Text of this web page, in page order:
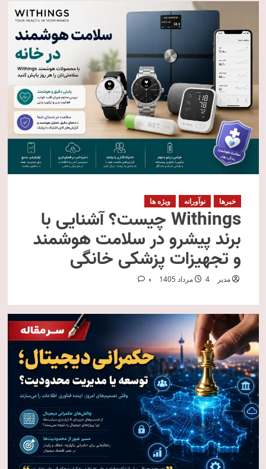
خبرها نوآورانه ویژه ها
Withings چیست؟ آشنایی با
برند پیشرو در سلامت هوشمند
و تجهیزات پزشکی خانگی
مدیر 4 مرداد 1405 0